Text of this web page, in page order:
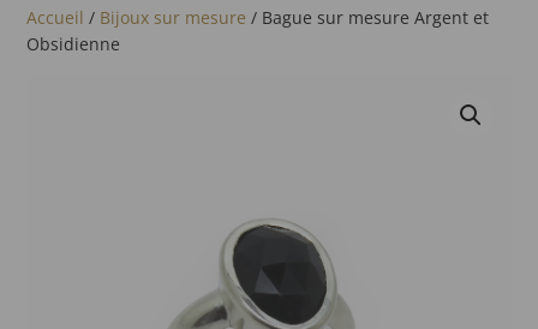
Accueil / Bijoux sur mesure / Bague sur mesure Argent et
Obsidienne